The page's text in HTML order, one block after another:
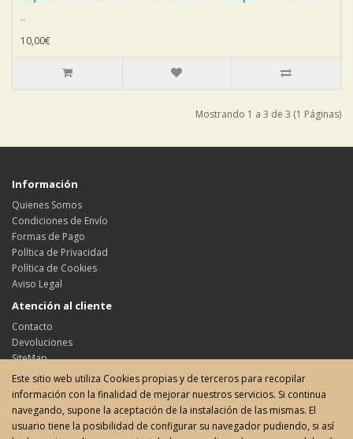
..
10,00€
Mostrando 1 a 3 de 3 (1 Páginas)
Información
Quienes Somos
Condiciones de Envío
Formas de Pago
Política de Privacidad
Política de Cookies
Aviso Legal
Atención al cliente
Contacto
Devoluciones
SiteMap
Su cuenta
Su cuenta
Historial de pedidos
Favoritos
Este sitio web utiliza Cookies propias y de terceros para recopilar
información con la finalidad de mejorar nuestros servicios. Si continua
navegando, supone la aceptación de la instalación de las mismas. El
usuario tiene la posibilidad de configurar su navegador pudiendo, si así